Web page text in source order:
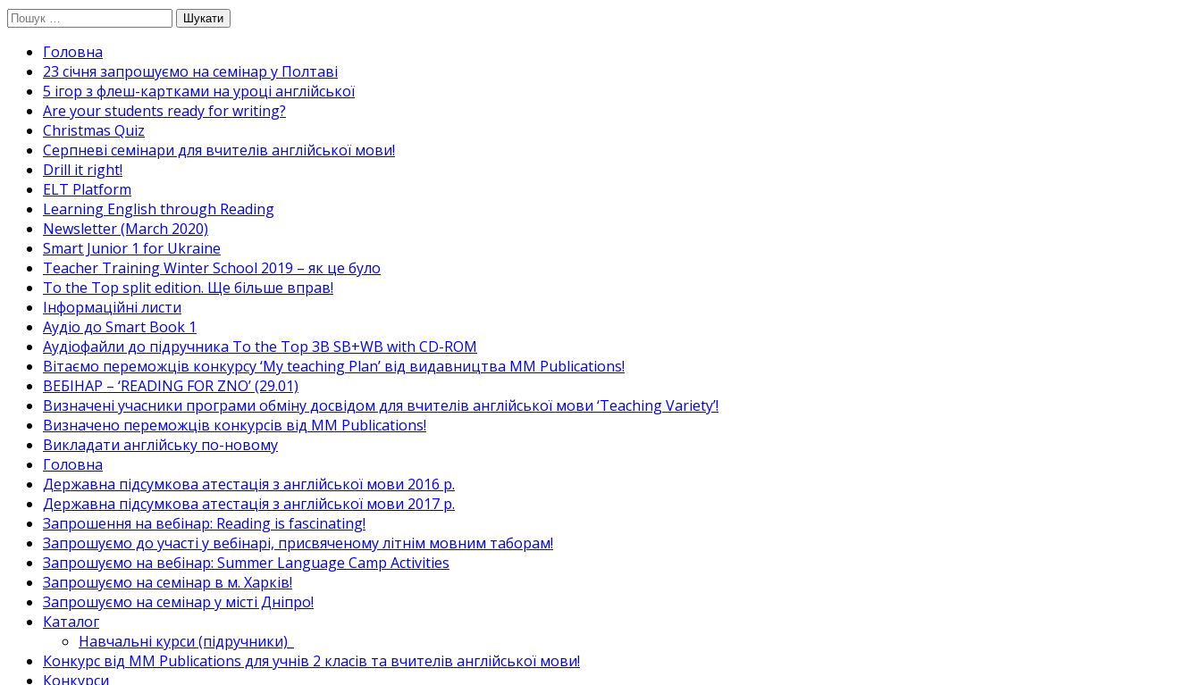
Перейти
вмісту
Пошук:
Головна
23 січня запрошуємо на семінар у Полтаві
5 ігор з флеш-картками на уроці англійської
Are your students ready for writing?
Christmas Quiz
Cерпневі семінари для вчителів англійської мови!
Drill it right!
ELT Platform
Learning English through Reading
Newsletter (March 2020)
Smart Junior 1 for Ukraine
Teacher Training Winter School 2019 – як це було
To the Top split edition. Ще більше вправ!
Інформаційні листи
Аудіо до Smart Book 1
Аудіофайли до підручника To the Top 3B SB+WB with CD-ROM
Вітаємо переможців конкурсу ‘My teaching Plan’ від видавництва MM Publications!
ВЕБІНАР – ‘READING FOR ZNO’ (29.01)
Визначені учасники програми обміну досвідом для вчителів англійської мови ‘Teaching Variety’!
Визначено переможців конкурсів від MM Publications!
Викладати англійську по-новому
Головна
Державна підсумкова атестація з англійської мови 2016 р.
Державна підсумкова атестація з англійської мови 2017 р.
Запрошення на вебінар: Reading is fascinating!
Запрошуємо до участі у вебінарі, присвяченому літнім мовним таборам!
Запрошуємо на вебінар: Summer Language Camp Activities
Запрошуємо на семінар в м. Харків!
Запрошуємо на семінар у місті Дніпро!
Каталог
Навчальні курси (підручники)_
Конкурс від MM Publications для учнів 2 класів та вчителів англійської мови!
Конкурси